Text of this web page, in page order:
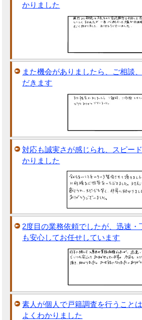
かりました
また機会がありましたら、ご相談
だきます
対応も誠実さが感じられ、スピー
かりました
2度目の業務依頼でしたが、迅速・
も安心してお任せしています
素人が個人で戸籍調査を行うこと
よくわかりました